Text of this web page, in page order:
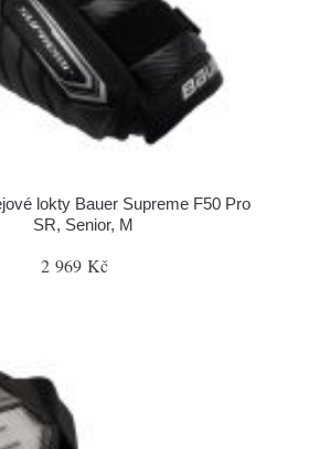
lokty Bauer Supreme F50 Pro
SR, Senior, M
2 969 Kč